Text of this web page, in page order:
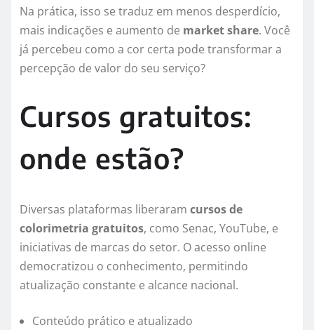
Na prática, isso se traduz em menos desperdício,
mais indicações e aumento de market share. Você
já percebeu como a cor certa pode transformar a
percepção de valor do seu serviço?
Cursos gratuitos:
onde estão?
Diversas plataformas liberaram cursos de
colorimetria gratuitos, como Senac, YouTube, e
iniciativas de marcas do setor. O acesso online
democratizou o conhecimento, permitindo
atualização constante e alcance nacional.
Conteúdo prático e atualizado